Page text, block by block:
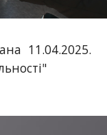
11.04.2025.